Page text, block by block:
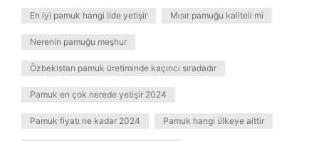
En iyi pamuk hangi ilde yetişir Mısır pamuğu kaliteli mi
Nerenin pamuğu meşhur
Özbekistan pamuk üretiminde kaçıncı sıradadır
Pamuk en çok nerede yetişir 2024
Pamuk fiyatı ne kadar 2024 Pamuk hangi ülkeye aittir